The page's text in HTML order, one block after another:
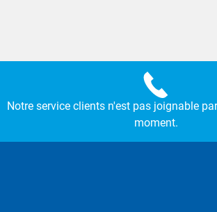
Notre service clients n'est pas joignable
moment.